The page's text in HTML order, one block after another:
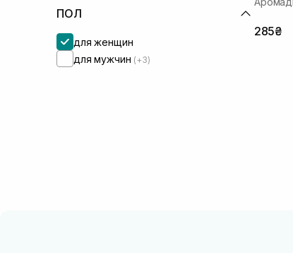
ПОЛ
для женщин
для мужчин (+3)
285₴